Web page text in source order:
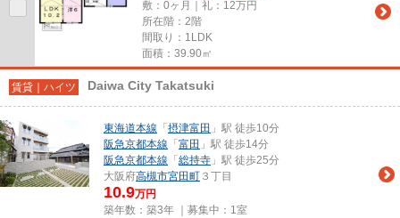
敷：0ヶ月｜礼：12万円
所在階：2階
間取り：1LDK
面積：39.90㎡
賃貸｜ハイツ Daiwa City Takatsuki
東海道本線 「 摂津富田 」駅 徒歩10分
阪急京都本線 「 富田 」駅 徒歩14分
阪急京都本線 「 総持寺 」駅 徒歩25分
大阪府高槻市宮田町 ３丁目
10.9万円
築年数：築3年 ｜募集中： 1室